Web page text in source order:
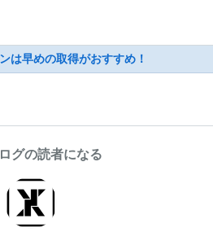
は早めの取得がおすすめ！
グの読者になる